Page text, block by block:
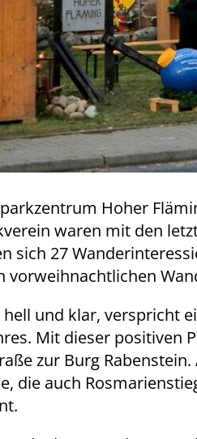
Hoher
waren mit den
sich 27
vorweihnachtlichen
hell und klar, verspricht
Mit dieser positiven
zur Burg
die auch